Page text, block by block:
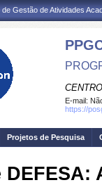
Gestão de Atividades
E-mail:
https://
Projetos de Pesquisa